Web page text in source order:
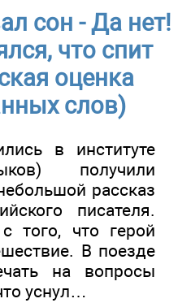
сон - Да нет!
что спит
оценка
слов)
в институте
получили
рассказ
писателя.
того, что герой
В поезде
на вопросы
уснул…